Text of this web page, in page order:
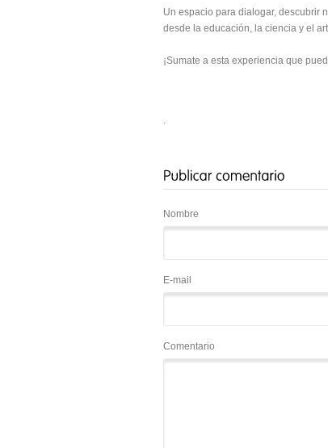
Un espacio para dialogar, descubrir
desde la educación, la ciencia y el
¡Sumate a esta experiencia que
Nombre
E-mail
Comentario